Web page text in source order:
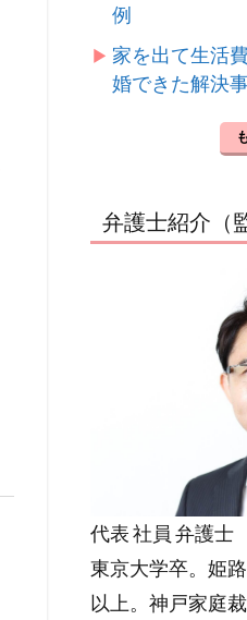
例
家を出て生活
婚できた解決
弁護士紹介（
代表 社員 弁護
東京大学卒。姫
以上。神戸家庭